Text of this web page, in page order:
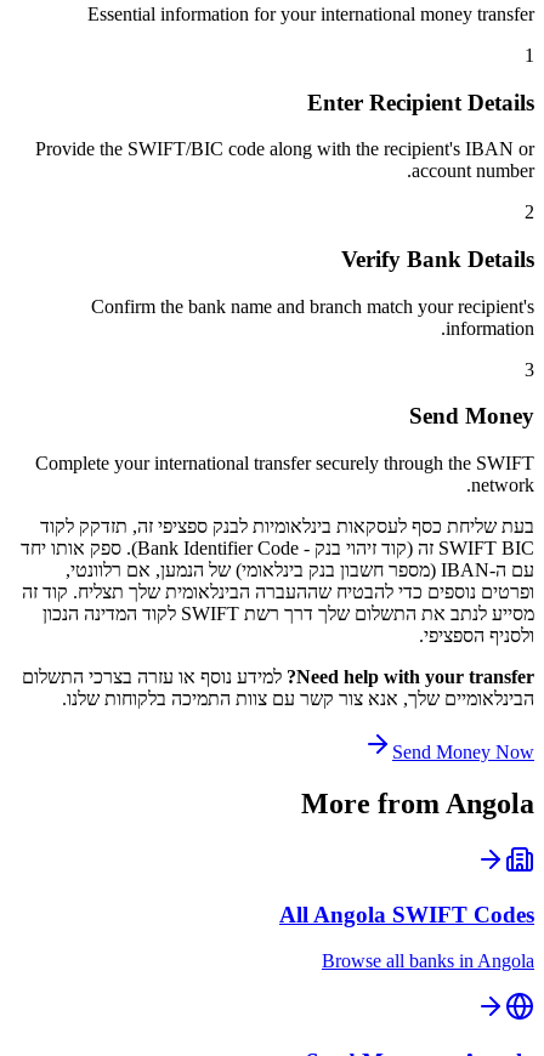
Essential information for your international money transfer
1
Enter Recipient Details
Provide the SWIFT/BIC code along with the recipient's IBAN or
account number.
2
Verify Bank Details
Confirm the bank name and branch match your recipient's
information.
3
Send Money
Complete your international transfer securely through the SWIFT
network.
בעת שליחת כסף לעסקאות בינלאומיות לבנק ספציפי זה, תזדקק לקוד
SWIFT BIC זה (קוד זיהוי בנק - Bank Identifier Code). ספק אותו יחד
עם ה-IBAN (מספר חשבון בנק בינלאומי) של הנמען, אם רלוונטי,
ופרטים נוספים כדי להבטיח שההעברה הבינלאומית שלך תצליח. קוד זה
מסייע לנתב את התשלום שלך דרך רשת SWIFT לקוד המדינה הנכון
ולסניף הספציפי.
Need help with your transfer?
למידע נוסף או עזרה בצרכי התשלום
הבינלאומיים שלך, אנא צור קשר עם צוות התמיכה בלקוחות שלנו.
Send Money Now
More from Angola
All Angola SWIFT Codes
Browse all banks inAngola